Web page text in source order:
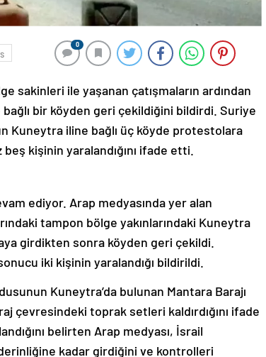
0
sakinleri ile yaşanan çatışmaların ardından
bağlı bir köyden geri çekildiğini bildirdi. Suriye
Kuneytra iline bağlı üç köyde protestolara
kişinin yaralandığını ifade etti.
ediyor. Arap medyasında yer alan
tampon bölge yakınlarındaki Kuneytra
girdikten sonra köyden geri çekildi.
iki kişinin yaralandığı bildirildi.
Kuneytra’da bulunan Mantara Barajı
çevresindeki toprak setleri kaldırdığını ifade
belirten Arap medyası, İsrail
kadar girdiğini ve kontrolleri